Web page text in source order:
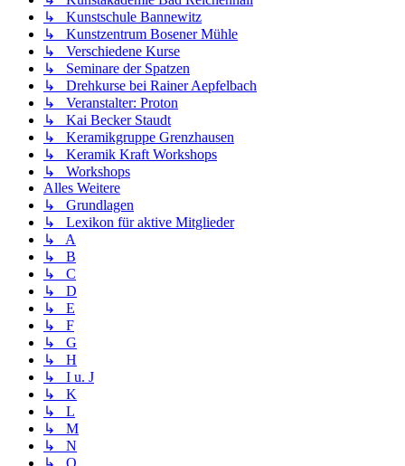
↳ Kunstschule Bannewitz
↳ Kunstzentrum Bosener Mühle
↳ Verschiedene Kurse
↳ Seminare der Spatzen
↳ Drehkurse bei Rainer Aepfelbach
↳ Veranstalter: Proton
↳ Kai Becker Staudt
↳ Keramikgruppe Grenzhausen
↳ Keramik Kraft Workshops
↳ Workshops
Alles Weitere
↳ Grundlagen
↳ Lexikon für aktive Mitglieder
↳ A
↳ B
↳ C
↳ D
↳ E
↳ F
↳ G
↳ H
↳ I u. J
↳ K
↳ L
↳ M
↳ N
↳ O